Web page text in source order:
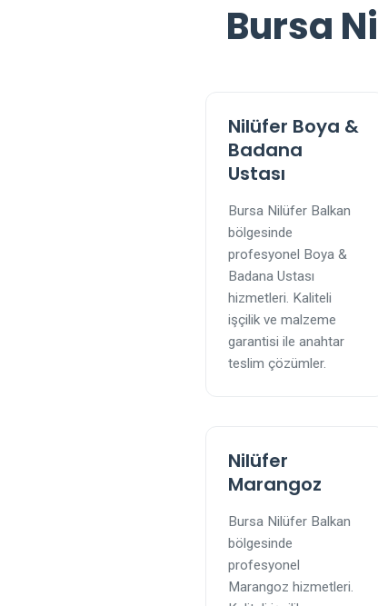
Bursa
Nilüfer Boya &
Badana
Ustası
Bursa Nilüfer Balkan
bölgesinde
profesyonel Boya &
Badana Ustası
hizmetleri. Kaliteli
işçilik ve malzeme
garantisi ile anahtar
teslim çözümler.
Nilüfer
Marangoz
Bursa Nilüfer Balkan
bölgesinde
profesyonel
Marangoz hizmetleri.